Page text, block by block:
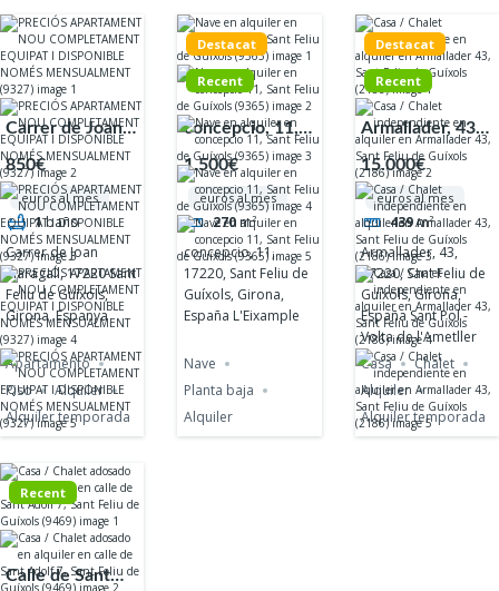
Carrer de Joan
Maragall, 17220
Sant Feliu de
Guíxols, Girona,
Espanya
850€
euros al mes
1baño
Carrer de Joan
Maragall, 17220 Sant
Feliu de Guíxols,
Girona, Espanya
Apartamento
Piso
Alquiler
Alquiler temporada
Destacat
Recent
concepcio, 11,
17220, Sant
Feliu de Guíxols,
Girona, España
L'Eixample
1.500€
euros al mes
270 m²
concepcio, 11,
17220, Sant Feliu de
Guíxols, Girona,
España L'Eixample
Nave
Planta baja
Alquiler
Destacat
Recent
Armallader, 43,
17220, Sant
Feliu de Guíxols,
Girona, España
Sant Pol - Volta
de l'Ametller
15.000€
euros al mes
439m²
Armallader, 43,
17220, Sant Feliu de
Guíxols, Girona,
España Sant Pol -
Volta de l'Ametller
Casa
Chalet
Alquiler
Alquiler temporada
Recent
Calle de Sant